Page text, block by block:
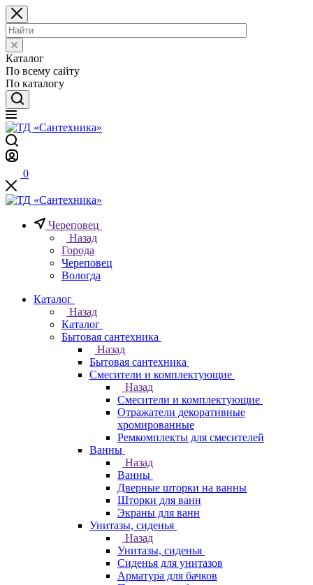
Каталог
По всему сайту
По каталогу
0
Череповец
Назад
Города
Череповец
Вологда
Каталог
Назад
Каталог
Бытовая сантехника
Назад
Бытовая сантехника
Смесители и комплектующие
Назад
Смесители и комплектующие
Отражатели декоративные
хромированные
Ремкомплекты для смесителей
Ванны
Назад
Ванны
Дверные шторки на ванны
Шторки для ванн
Экраны для ванн
Унитазы, сиденья
Назад
Унитазы, сиденья
Сиденья для унитазов
Арматура для бачков